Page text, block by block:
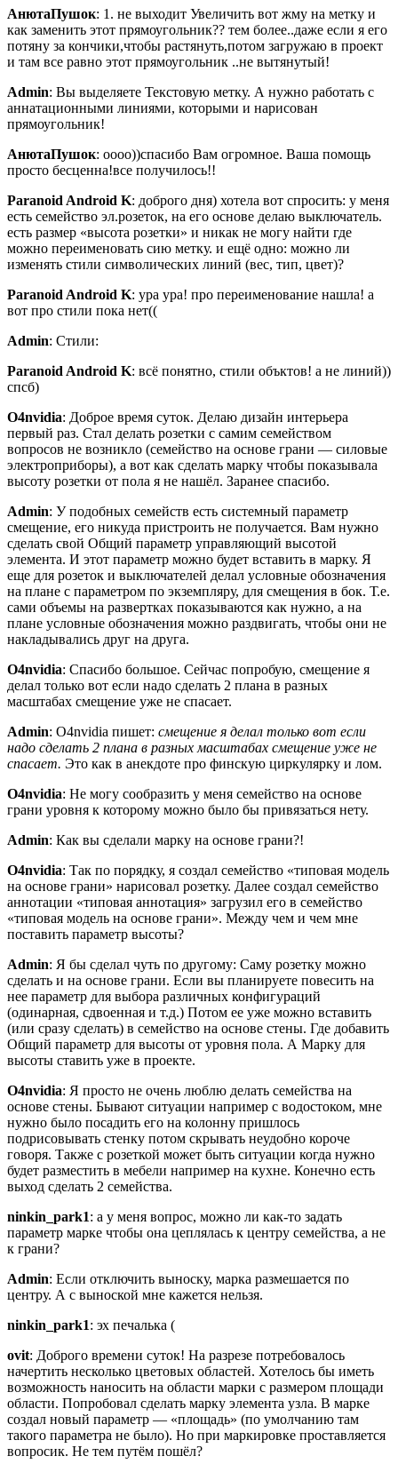
АнютаПушок: 1. не выходит Увеличить вот жму на метку и
как заменить этот прямоугольник?? тем более..даже если я его
потяну за кончики,чтобы растянуть,потом загружаю в проект
и там все равно этот прямоугольник ..не вытянутый!
Admin: Вы выделяете Текстовую метку. А нужно работать с
аннатационными линиями, которыми и нарисован
прямоугольник!
АнютаПушок: оооо))спасибо Вам огромное. Ваша помощь
просто бесценна!все получилось!!
Paranoid Android K: доброго дня) хотела вот спросить: у меня
есть семейство эл.розеток, на его основе делаю выключатель.
есть размер «высота розетки» и никак не могу найти где
можно переименовать сию метку. и ещё одно: можно ли
изменять стили символических линий (вес, тип, цвет)?
Paranoid Android K: ура ура! про переименование нашла! а
вот про стили пока нет((
Admin: Стили:
Paranoid Android K: всё понятно, стили объктов! а не линий))
спсб)
O4nvidia: Доброе время суток. Делаю дизайн интерьера
первый раз. Стал делать розетки с самим семейством
вопросов не возникло (семейство на основе грани — силовые
электроприборы), а вот как сделать марку чтобы показывала
высоту розетки от пола я не нашёл. Заранее спасибо.
Admin: У подобных семейств есть системный параметр
смещение, его никуда пристроить не получается. Вам нужно
сделать свой Общий параметр управляющий высотой
элемента. И этот параметр можно будет вставить в марку. Я
еще для розеток и выключателей делал условные обозначения
на плане с параметром по экземпляру, для смещения в бок. Т.е.
сами объемы на развертках показываются как нужно, а на
плане условные обозначения можно раздвигать, чтобы они не
накладывались друг на друга.
O4nvidia: Спасибо большое. Сейчас попробую, смещение я
делал только вот если надо сделать 2 плана в разных
масштабах смещение уже не спасает.
Admin: O4nvidia пишет: смещение я делал только вот если
надо сделать 2 плана в разных масштабах смещение уже не
спасает. Это как в анекдоте про финскую циркулярку и лом.
O4nvidia: Не могу сообразить у меня семейство на основе
грани уровня к которому можно было бы привязаться нету.
Admin: Как вы сделали марку на основе грани?!
O4nvidia: Так по порядку, я создал семейство «типовая модель
на основе грани» нарисовал розетку. Далее создал семейство
аннотации «типовая аннотация» загрузил его в семейство
«типовая модель на основе грани». Между чем и чем мне
поставить параметр высоты?
Admin: Я бы сделал чуть по другому: Саму розетку можно
сделать и на основе грани. Если вы планируете повесить на
нее параметр для выбора различных конфигураций
(одинарная, сдвоенная и т.д.) Потом ее уже можно вставить
(или сразу сделать) в семейство на основе стены. Где добавить
Общий параметр для высоты от уровня пола. А Марку для
высоты ставить уже в проекте.
O4nvidia: Я просто не очень люблю делать семейства на
основе стены. Бывают ситуации например с водостоком, мне
нужно было посадить его на колонну пришлось
подрисовывать стенку потом скрывать неудобно короче
говоря. Также с розеткой может быть ситуации когда нужно
будет разместить в мебели например на кухне. Конечно есть
выход сделать 2 семейства.
ninkin_park1: а у меня вопрос, можно ли как-то задать
параметр марке чтобы она цеплялась к центру семейства, а не
к грани?
Admin: Если отключить выноску, марка размешается по
центру. А с выноской мне кажется нельзя.
ninkin_park1: эх печалька (
ovit: Доброго времени суток! На разрезе потребовалось
начертить несколько цветовых областей. Хотелось бы иметь
возможность наносить на области марки с размером площади
области. Попробовал сделать марку элемента узла. В марке
создал новый параметр — «площадь» (по умолчанию там
такого параметра не было). Но при маркировке проставляется
вопросик. Не тем путём пошёл?